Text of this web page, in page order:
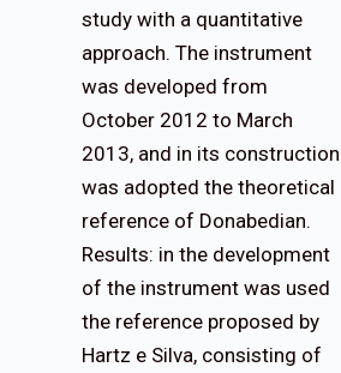
study with a quantitative
approach. The instrument
was developed from
October 2012 to March
2013, and in its construction
was adopted the theoretical
reference of Donabedian.
Results: in the development
of the instrument was used
the reference proposed by
Hartz e Silva, consisting of